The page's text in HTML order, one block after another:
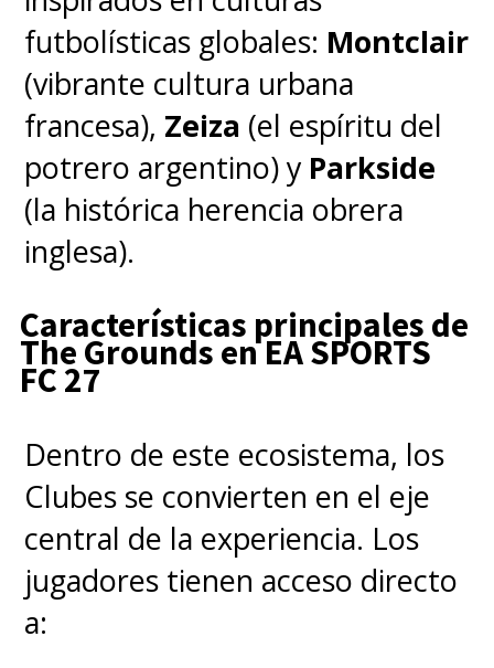
futbolísticas globales: Montclair
(vibrante cultura urbana
francesa), Zeiza (el espíritu del
potrero argentino) y Parkside
(la histórica herencia obrera
inglesa).
Características principales de
The Grounds en EA SPORTS
FC 27
Dentro de este ecosistema, los
Clubes se convierten en el eje
central de la experiencia. Los
jugadores tienen acceso directo
a: